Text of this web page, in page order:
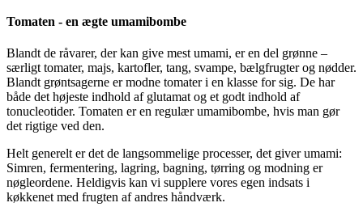
Tomaten - en ægte umamibombe
Blandt de råvarer, der kan give mest umami, er en del grønne –
særligt tomater, majs, kartofler, tang, svampe, bælgfrugter og nødder.
Blandt grøntsagerne er modne tomater i en klasse for sig. De har
både det højeste indhold af glutamat og et godt indhold af
tonucleotider. Tomaten er en regulær umamibombe, hvis man gør
det rigtige ved den.
Helt generelt er det de langsommelige processer, det giver umami:
Simren, fermentering, lagring, bagning, tørring og modning er
nøgleordene. Heldigvis kan vi supplere vores egen indsats i
køkkenet med frugten af andres håndværk.